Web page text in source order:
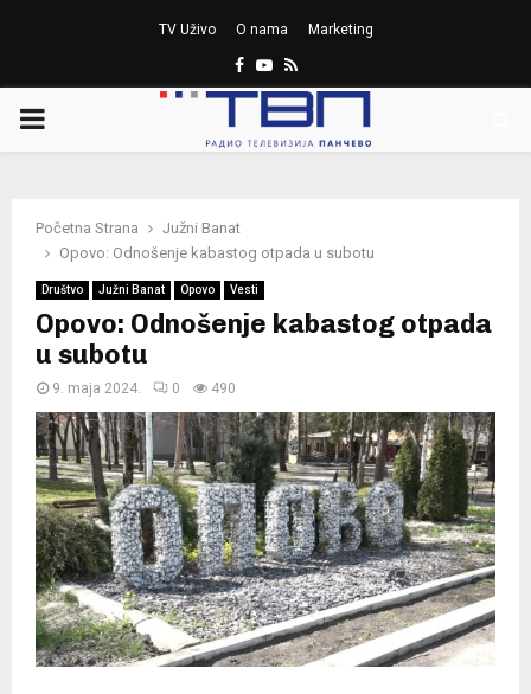
TV Uživo O nama Marketing
Facebook
Youtube
Rss
PRIMARY
Početna Strana
Južni Banat
Opovo: Odnošenje kabastog otpada u subotu
Društvo Južni Banat Opovo Vesti
Opovo: Odnošenje kabastog otpada
u subotu
9. maja 2024. 0 490